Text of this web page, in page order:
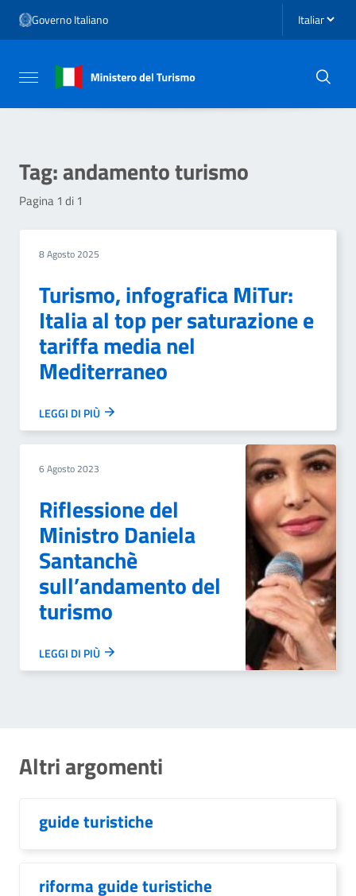
Vai al menu di navigazione
Vai al footer
Governo Italiano Seleziona
Attiva / disattiva la navigazione
Tag:andamento turismo
Pagina 1 di 1
8 Agosto 2025
Turismo, infografica MiTur:
Italia al top per saturazione e
tariffa media nel
Mediterraneo
LEGGI DI PIÙ
6 Agosto 2023
Riflessione del
Ministro Daniela
Santanchè
sull’andamento del
turismo
LEGGI DI PIÙ
Altri argomenti
guide turistiche
riforma guide turistiche